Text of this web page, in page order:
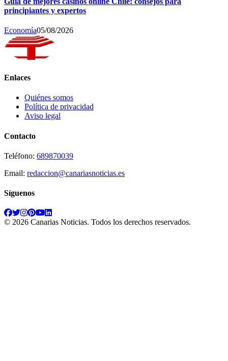
principiantes y expertos
Economía05/08/2026
Enlaces
Quiénes somos
Política de privacidad
Aviso legal
Contacto
Teléfono: 689870039
Email: redaccion@canariasnoticias.es
Síguenos
© 2026 Canarias Noticias. Todos los derechos reservados.